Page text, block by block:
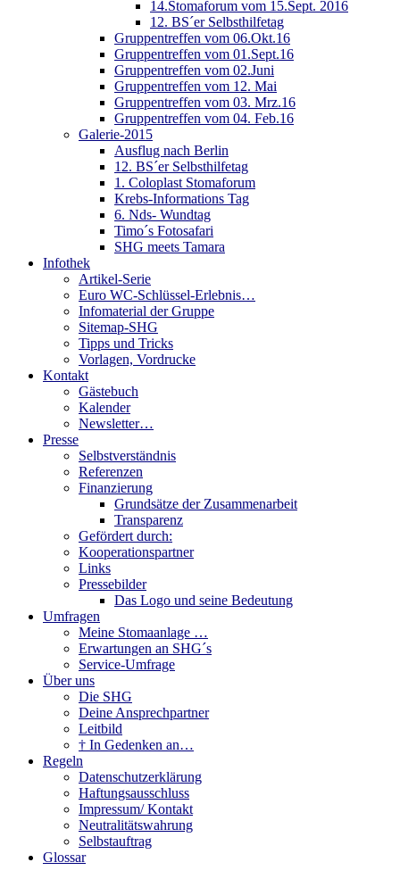
14.Stomaforum vom 15.Sept. 2016
12. BS´er Selbsthilfetag
Gruppentreffen vom 06.Okt.16
Gruppentreffen vom 01.Sept.16
Gruppentreffen vom 02.Juni
Gruppentreffen vom 12. Mai
Gruppentreffen vom 03. Mrz.16
Gruppentreffen vom 04. Feb.16
Galerie-2015
Ausflug nach Berlin
12. BS´er Selbsthilfetag
1. Coloplast Stomaforum
Krebs-Informations Tag
6. Nds- Wundtag
Timo´s Fotosafari
SHG meets Tamara
Infothek
Artikel-Serie
Euro WC-Schlüssel-Erlebnis…
Infomaterial der Gruppe
Sitemap-SHG
Tipps und Tricks
Vorlagen, Vordrucke
Kontakt
Gästebuch
Kalender
Newsletter…
Presse
Selbstverständnis
Referenzen
Finanzierung
Grundsätze der Zusammenarbeit
Transparenz
Gefördert durch:
Kooperationspartner
Links
Pressebilder
Das Logo und seine Bedeutung
Umfragen
Meine Stomaanlage …
Erwartungen an SHG´s
Service-Umfrage
Über uns
Die SHG
Deine Ansprechpartner
Leitbild
† In Gedenken an…
Regeln
Datenschutzerklärung
Haftungsausschluss
Impressum/ Kontakt
Neutralitätswahrung
Selbstauftrag
Glossar